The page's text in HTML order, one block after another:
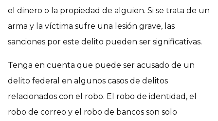
el dinero o la propiedad de alguien. Si se trata de un
arma y la víctima sufre una lesión grave, las
sanciones por este delito pueden ser significativas.
Tenga en cuenta que puede ser acusado de un
delito federal en algunos casos de delitos
relacionados con el robo. El robo de identidad, el
robo de correo y el robo de bancos son solo